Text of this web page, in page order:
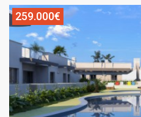
259.000€